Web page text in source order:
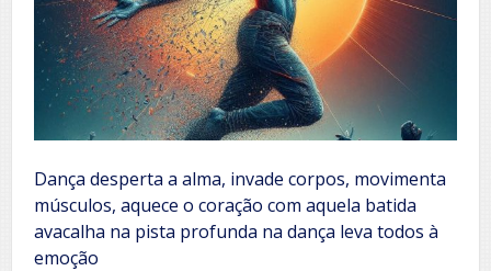
Dança desperta a alma, invade corpos, movimenta
músculos, aquece o coração com aquela batida
avacalha na pista profunda na dança leva todos à
emoção